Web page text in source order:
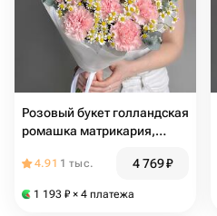
Розовый букет голландская
ромашка матрикария,
и эвкалипт
4.91 1 тыс. 4 769₽
1 193 ₽ × 4 платежа